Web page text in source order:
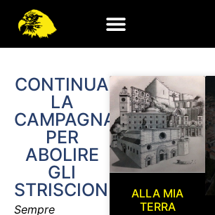
CONTINUA
LA
CAMPAGNA
PER
ABOLIRE
GLI
STRISCIONI
Sempre
ALLA MIA
TERRA